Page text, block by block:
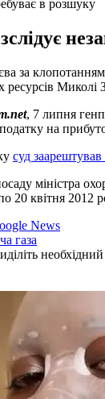
в розшуку
за
ресурсів
, 7 липня
на
суд
міністра
20 квітня
News
газа